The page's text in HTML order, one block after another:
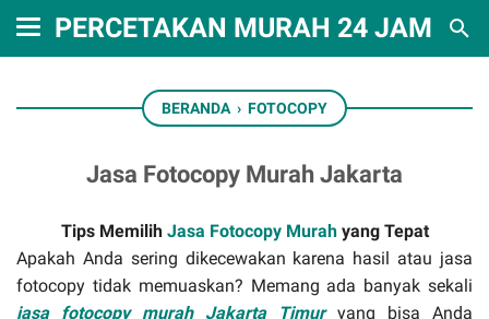
PERCETAKAN MURAH 24 JAM
BERANDA › FOTOCOPY
Jasa Fotocopy Murah Jakarta
Tips Memilih Jasa Fotocopy Murahyang Tepat
Apakah Anda sering dikecewakan karena hasil atau jasa
fotocopy tidak memuaskan? Memang ada banyak sekali
jasa fotocopy murah Jakarta Timuryang bisa Anda